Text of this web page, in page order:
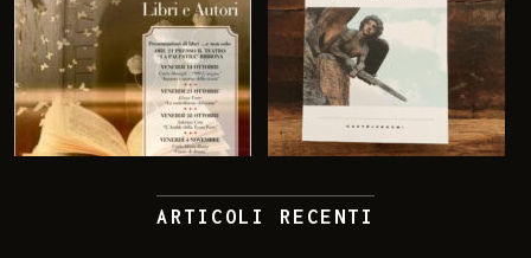
ARTICOLI RECENTI